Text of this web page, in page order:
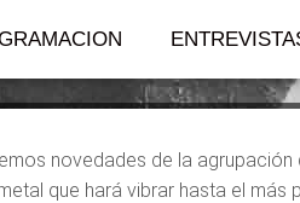
novedades de la
que hará vibrar hasta el